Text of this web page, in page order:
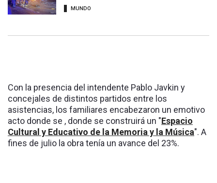
MUNDO
Con la presencia del intendente Pablo Javkin y
concejales de distintos partidos entre los
asistencias, los familiares encabezaron un emotivo
acto donde se , donde se construirá un "Espacio
Cultural y Educativo de la Memoria y la Música". A
fines de julio la obra tenía un avance del 23%.